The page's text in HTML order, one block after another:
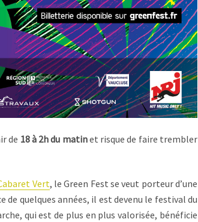
de 18 à 2h du matinet risque de faire trembler
Vert, le Green Fest se veut porteur d’une
de quelques années, il est devenu le festival du
qui est de plus en plus valorisée, bénéficie